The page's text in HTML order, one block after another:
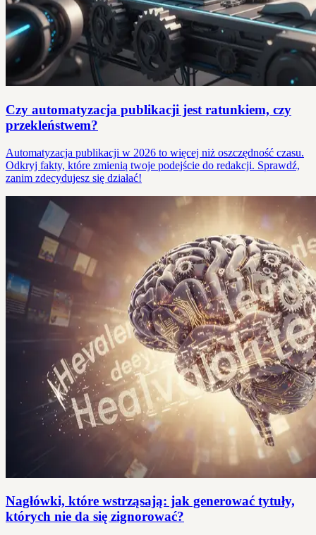
Czy automatyzacja publikacji jest ratunkiem, czy
przekleństwem?
Automatyzacja publikacji w 2026 to więcej niż oszczędność czasu.
Odkryj fakty, które zmienią twoje podejście do redakcji. Sprawdź,
zanim zdecydujesz się działać!
Nagłówki, które wstrząsają: jak generować tytuły,
których nie da się zignorować?